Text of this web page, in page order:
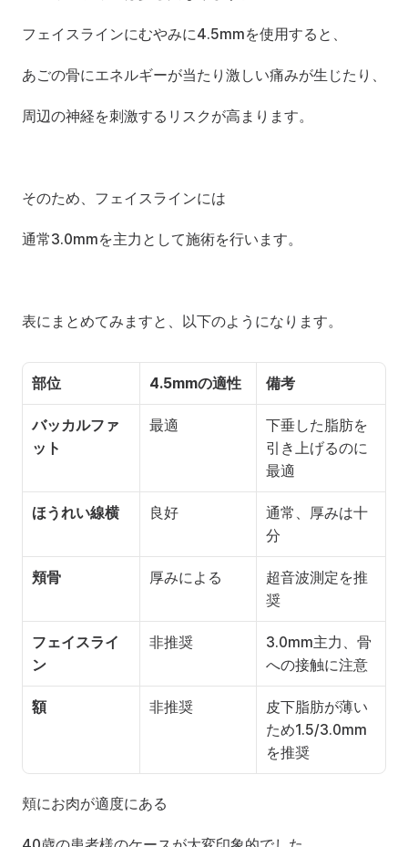
フェイスラインにむやみに4.5mmを使用すると、
あごの骨にエネルギーが当たり激しい痛みが生じたり、
周辺の神経を刺激するリスクが高まります。
そのため、フェイスラインには
通常3.0mmを主力として施術を行います。
表にまとめてみますと、以下のようになります。
部位 4.5mmの適性 備考
バッカルファ
ット
最適
下垂した脂肪を
引き上げるのに
最適
ほうれい線横 良好
通常、厚みは十
分
頬骨 厚みによる
超音波測定を推
奨
フェイスライ
ン
非推奨
3.0mm主力、骨
への接触に注意
額 非推奨
皮下脂肪が薄い
ため1.5/3.0mm
を推奨
頬にお肉が適度にある